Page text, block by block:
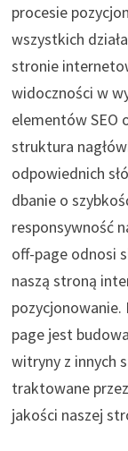
procesie
wszystkich
stronie
widoczności w
elementów SEO
struktura
odpowiednich
dbanie o
responsywność
off-page odnosi
naszą stroną
pozycjonowanie.
page jest
witryny z innych
traktowane
jakości naszej